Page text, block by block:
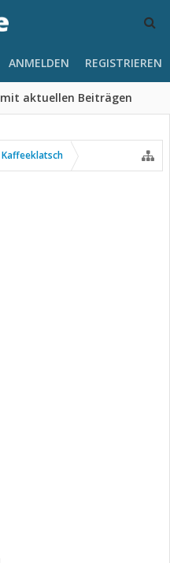
aktuellen Beiträgen
ANMELDEN REGISTRIEREN
Kaffeeklatsch